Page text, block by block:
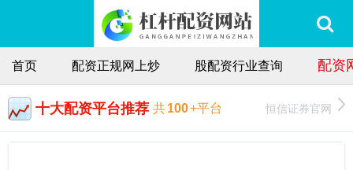
首页 配资正规网上炒 股配资行业查询 配资
十大配资平台推荐 共100+平台 恒信证券官网